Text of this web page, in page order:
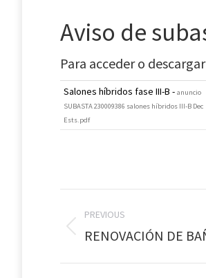
Aviso de
Para acceder o
Salones híbridos fase III-B - anuncio
SUBASTA 230009386 salones híbridos III-B Dec
Ests.pdf
navigation
PREVIOUS
Previous
RENOVACIÓN DE